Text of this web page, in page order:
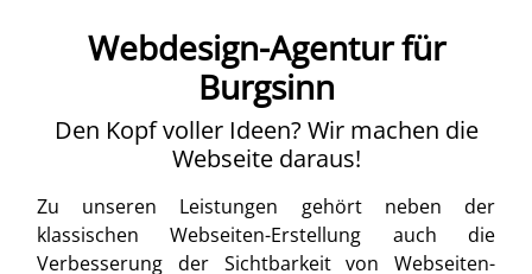
Webdesign-Agentur für
Burgsinn
Den Kopf voller Ideen? Wir machen die
Webseite daraus!
Zu unseren Leistungen gehört neben der
klassischen Webseiten-Erstellung auch die
Verbesserung der Sichtbarkeit von Webseiten-